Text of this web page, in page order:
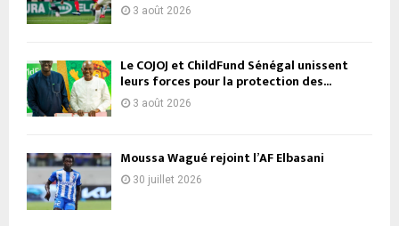
3 août 2026
Le COJOJ et ChildFund Sénégal unissent
leurs forces pour la protection des...
3 août 2026
Moussa Wagué rejoint l’AF Elbasani
30 juillet 2026